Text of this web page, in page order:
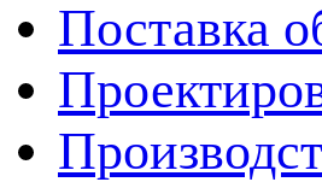
Поставка